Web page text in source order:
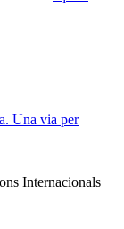
Una via per
Internacionals